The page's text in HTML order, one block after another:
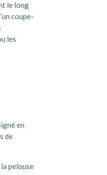
le long
coupe-
les
en
de
pelouse